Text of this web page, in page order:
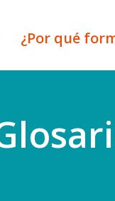
¿Por qué